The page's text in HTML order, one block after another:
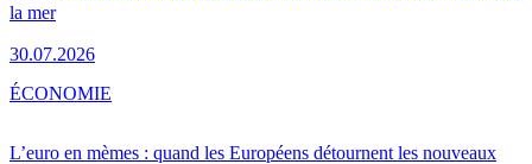
la mer
30.07.2026
L’euro en mèmes : quand les Européens détournent les nouveaux
ÉCONOMIE